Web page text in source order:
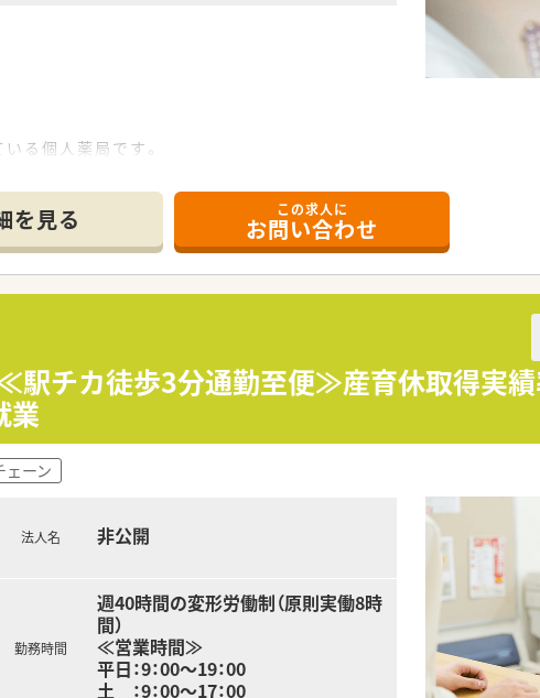
学びたい20代から30代の方や、将来的にマネジメント職を目指し
休暇制度を重視し、仕事とプライベートをどちらも大切にしたい
る個人薬局です。
も未経験の方でも安心です。
を見る この求人に
お問い合わせ
チカ徒歩3分通勤至便≫産育休取得実績
業
ェーン
法人名 非公開
勤務時間
週40時間の変形労働制（原則実働8時
間）
≪営業時間≫
平日：9：00～19：00
土 ：9：00～17：00